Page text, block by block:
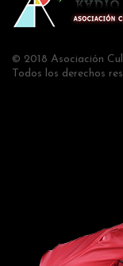
© 2018 Asociación
Todos los derechos